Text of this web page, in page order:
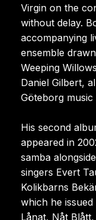
Virgin on the
without delay.
accompanying
ensemble
Weeping
Daniel Gilbert,
Göteborg music
His second
appeared in
samba
singers Evert
Kolikbarns
which he
Lånat, Nåt